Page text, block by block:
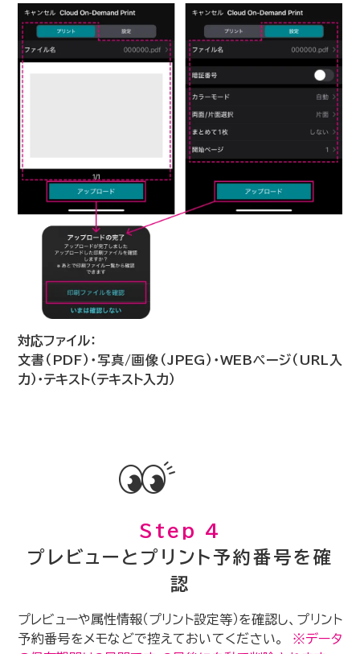
対応ファイル：
文書（PDF）・写真/画像（JPEG）・WEBページ（URL入
力）・テキスト（テキスト入力）
Step 4
プレビューとプリント予約番号を確
認
プレビューや属性情報（プリント設定等）を確認し、プリント
予約番号をメモなどで控えておいてください。 ※データ